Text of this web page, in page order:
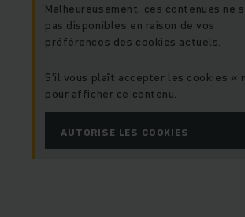
Malheureusement, ces contenues ne
pas disponibles en raison de vos
préférences des cookies actuels.
S'il vous plaît accepter les cookies «
pour afficher ce contenu.
AUTORISE LES COOKIES